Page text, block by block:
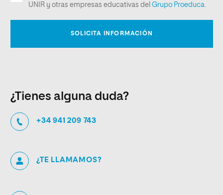
¿Tienes alguna duda?
+34 941 209 743
¿TE LLAMAMOS?